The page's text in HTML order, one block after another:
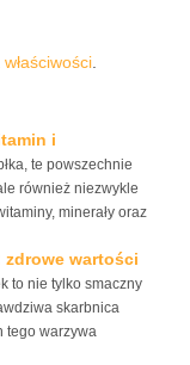
i
te powszechnie
również niezwykle
minerały oraz
zdrowe wartości
to nie tylko smaczny
skarbnica
tego warzywa